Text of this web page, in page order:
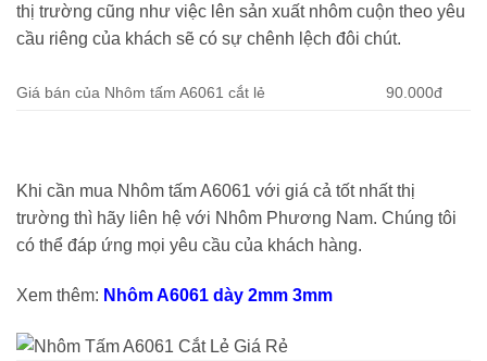
thị trường cũng như việc lên sản xuất nhôm cuộn theo yêu
cầu riêng của khách sẽ có sự chênh lệch đôi chút.
Giá bán của Nhôm tấm A6061 cắt lẻ 90.000đ
Khi cần mua Nhôm tấm A6061 với giá cả tốt nhất thị
trường thì hãy liên hệ với Nhôm Phương Nam. Chúng tôi
có thể đáp ứng mọi yêu cầu của khách hàng.
Xem thêm: Nhôm A6061 dày 2mm 3mm